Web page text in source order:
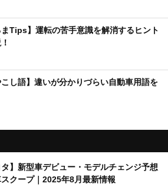
まTips】運転の苦手意識を解消するヒント
こし語】違いが分かりづらい自動車用語を
タ】新型車デビュー・モデルチェンジ予想
スクープ｜2025年8月最新情報